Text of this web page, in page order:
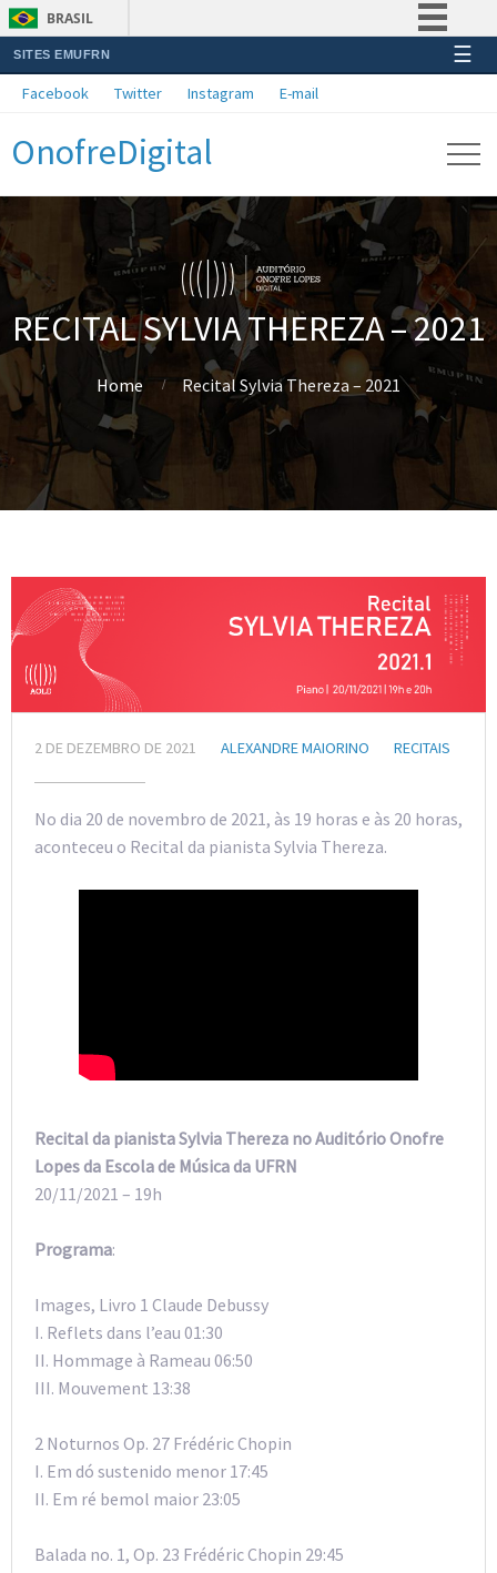
BRASIL
Simplifique!
Acesso à informação
Legislação
Canais
SITES EMUFRN ☰
Facebook Twitter Instagram E-mail
OnofreDigital
RECITAL SYLVIA THEREZA – 2021
Home Recital Sylvia Thereza – 2021
2 DE DEZEMBRO DE 2021 ALEXANDRE MAIORINO RECITAIS
No dia 20 de novembro de 2021, às 19 horas e às 20 horas,
aconteceu o Recital da pianista Sylvia Thereza.
Recital da pianista Sylvia Thereza no Auditório Onofre
Lopes da Escola de Música da UFRN
20/11/2021 – 19h
Programa:
Images, Livro 1 Claude Debussy
I. Reflets dans l’eau 01:30
II. Hommage à Rameau 06:50
III. Mouvement 13:38
2 Noturnos Op. 27 Frédéric Chopin
I. Em dó sustenido menor 17:45
II. Em ré bemol maior 23:05
Balada no. 1, Op. 23 Frédéric Chopin 29:45